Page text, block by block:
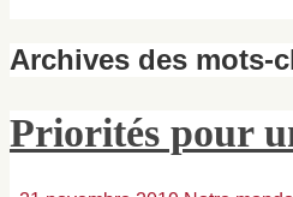
Archives des mots-
Priorités pour